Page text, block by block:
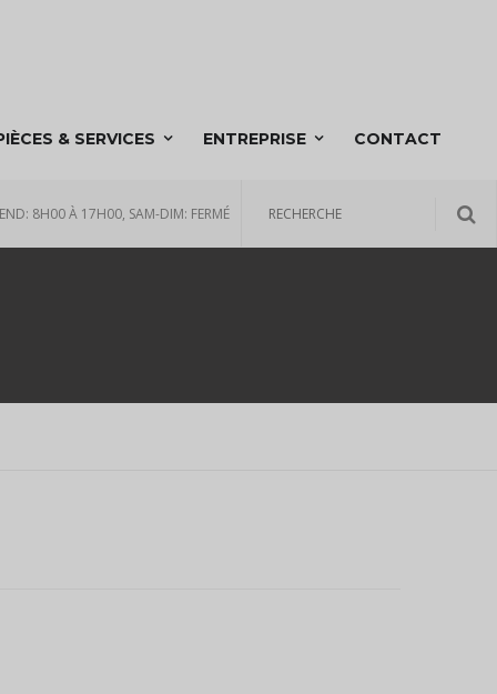
& SERVICES ENTREPRISE CONTACT
8H00 À 17H00, SAM-DIM: FERMÉ